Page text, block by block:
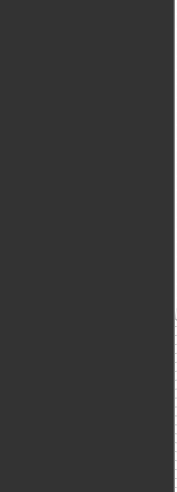
·
·
·
·
·
·
·
·
·
·
·
·
·
·
·
·
·
·
·